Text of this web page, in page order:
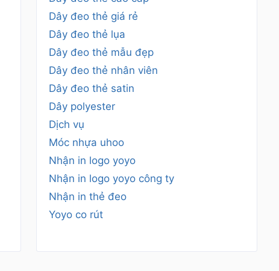
Dây đeo thẻ giá rẻ
Dây đeo thẻ lụa
Dây đeo thẻ mẫu đẹp
Dây đeo thẻ nhân viên
Dây đeo thẻ satin
Dây polyester
Dịch vụ
Móc nhựa uhoo
Nhận in logo yoyo
Nhận in logo yoyo công ty
Nhận in thẻ đeo
Yoyo co rút